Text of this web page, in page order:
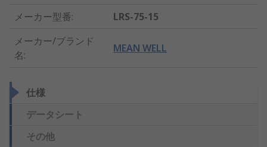
メーカー型番:
LRS-75-15
メーカー/ブランド
名:
MEAN WELL
仕様
データシート
その他